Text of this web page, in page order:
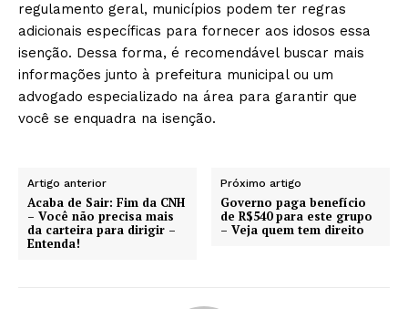
regulamento geral, municípios podem ter regras
adicionais específicas para fornecer aos idosos essa
isenção. Dessa forma, é recomendável buscar mais
informações junto à prefeitura municipal ou um
advogado especializado na área para garantir que
você se enquadra na isenção.
Artigo anterior
Acaba de Sair: Fim da CNH
– Você não precisa mais
da carteira para dirigir –
Entenda!
Próximo artigo
Governo paga benefício
de R$540 para este grupo
– Veja quem tem direito